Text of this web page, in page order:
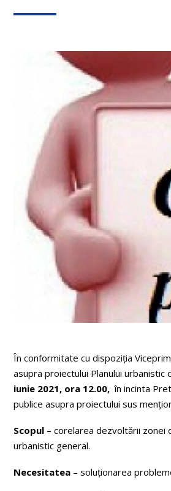
În conformitate cu dispoziția
asupra proiectului Planului
iunie 2021, ora 12.00, în incinta
publice asupra proiectului sus
Scopul – corelarea dezvoltării zonei
urbanistic general.
Necesitatea – soluționarea